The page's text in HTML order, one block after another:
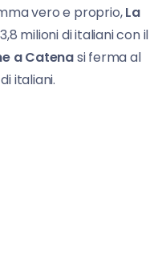
vero e proprio,La
milioni di italiani con il
a Catenasi ferma al
italiani.